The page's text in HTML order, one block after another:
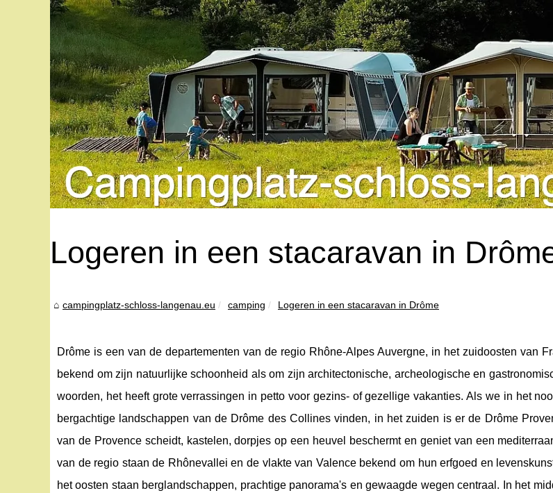
Logeren in een stacaravan in
campingplatz-schloss-langenau.eu camping Logeren in een stacaravan in Drôme
Drôme is een van de departementen van de regio Rhône-Alpes Auvergne, in het zuidoosten van
bekend om zijn natuurlijke schoonheid als om zijn architectonische, archeologische en
woorden, het heeft grote verrassingen in petto voor gezins- of gezellige vakanties. Als we in het
bergachtige landschappen van de Drôme des Collines vinden, in het zuiden is er de Drôme
van de Provence scheidt, kastelen, dorpjes op een heuvel beschermt en geniet van een
van de regio staan ​​de Rhônevallei en de vlakte van Valence bekend om hun erfgoed en
het oosten staan ​​berglandschappen, prachtige panorama's en gewaagde wegen centraal. In het